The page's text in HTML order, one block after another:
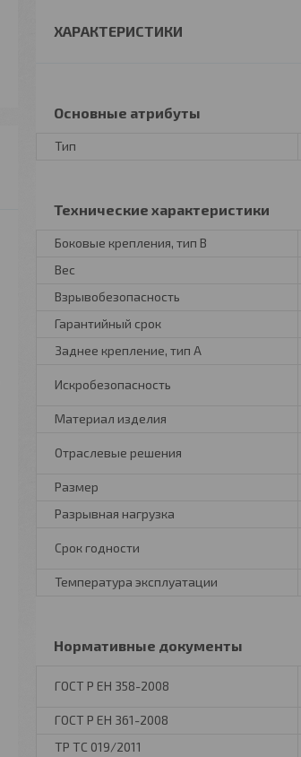
ХАРАКТЕРИСТИКИ
Основные атрибуты
Тип
Технические характеристики
Боковые крепления, тип В
Вес
Взрывобезопасность
Гарантийный срок
Заднее крепление, тип А
Искробезопасность
Материал изделия
Отраслевые решения
Размер
Разрывная нагрузка
Срок годности
Температура эксплуатации
Нормативные документы
ГОСТ Р ЕН 358-2008
ГОСТ Р ЕН 361-2008
ТР ТС 019/2011